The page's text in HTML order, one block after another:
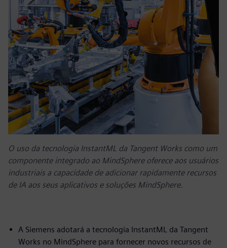
O uso da tecnologia InstantML da Tangent Works como um
componente integrado ao MindSphere oferece aos usuários
industriais a capacidade de adicionar rapidamente recursos
de IA aos seus aplicativos e soluções MindSphere.
A Siemens adotará a tecnologia InstantML da Tangent
Works no MindSphere para fornecer novos recursos de